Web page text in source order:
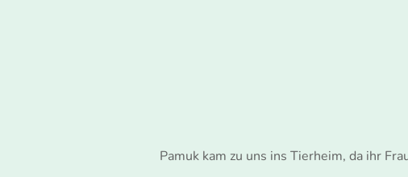
Pamuk kam zu uns ins Tierheim, da ihr